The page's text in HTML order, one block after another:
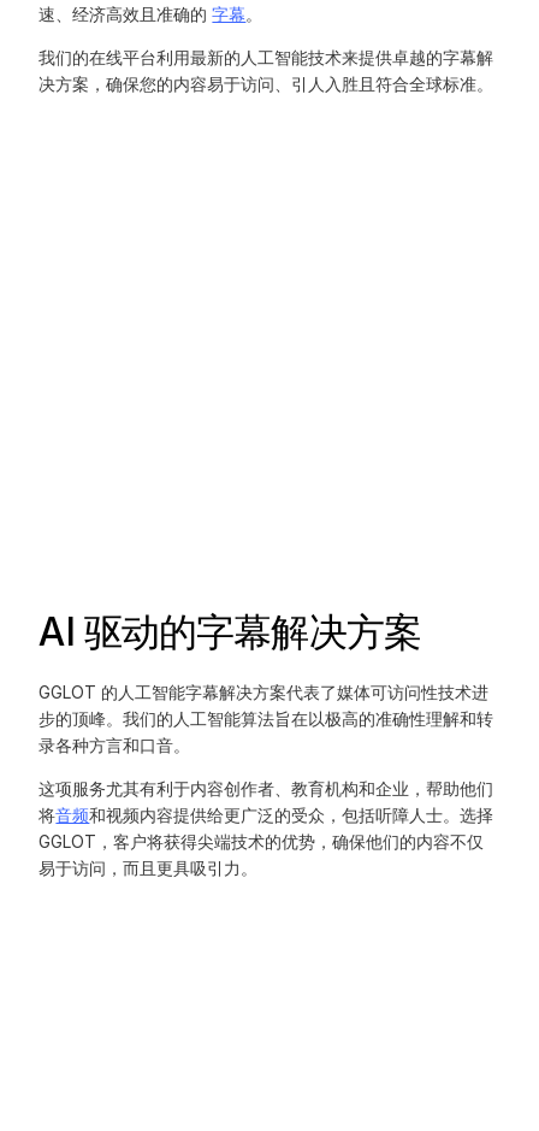
速、经济高效且准确的字幕。
我们的在线平台利用最新的人工智能技术来提供卓越的字幕解
决方案，确保您的内容易于访问、引人入胜且符合全球标准。
AI 驱动的字幕解决方案
GGLOT 的人工智能字幕解决方案代表了媒体可访问性技术进
步的顶峰。我们的人工智能算法旨在以极高的准确性理解和转
录各种方言和口音。
这项服务尤其有利于内容创作者、教育机构和企业，帮助他们
将音频和视频内容提供给更广泛的受众，包括听障人士。选择
GGLOT，客户将获得尖端技术的优势，确保他们的内容不仅
易于访问，而且更具吸引力。